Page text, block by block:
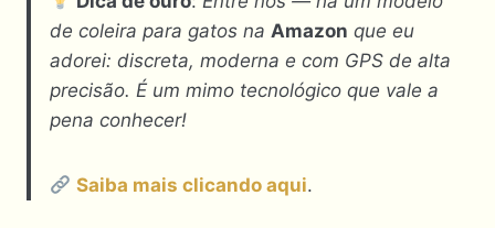
de coleira para gatos na Amazon que eu
adorei: discreta, moderna e com GPS de alta
precisão. É um mimo tecnológico que vale a
pena conhecer!
Saiba mais clicando aqui.